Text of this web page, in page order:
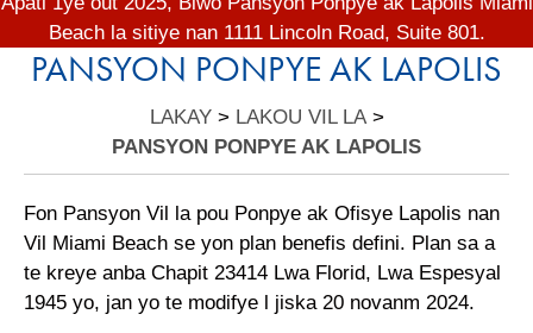
Beach la sitiye nan 1111 Lincoln Road, Suite 801.
PANSYON PONPYE AK LAPOLIS
LAKAY> LAKOU VIL LA>
PANSYON PONPYE AK LAPOLIS
Fon Pansyon Vil la pou Ponpye ak Ofisye Lapolis nan
Vil Miami Beach se yon plan benefis defini. Plan sa a
te kreye anba Chapit 23414 Lwa Florid, Lwa Espesyal
1945 yo, jan yo te modifye l jiska 20 novanm 2024.